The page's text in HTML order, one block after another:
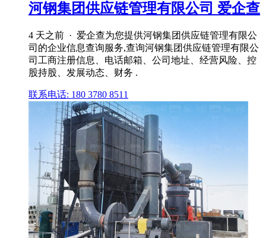
河钢集团供应链管理有限公司 爱企查
4 天之前 · 爱企查为您提供河钢集团供应链管理有限公
司的企业信息查询服务,查询河钢集团供应链管理有限公
司工商注册信息、电话邮箱、公司地址、经营风险、控
股持股、发展动态、财务 .
联系电话: 180 3780 8511